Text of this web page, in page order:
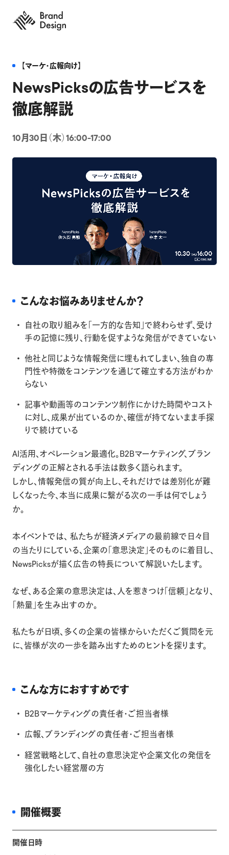
【マーケ・広報向け】
NewsPicksの広告サービスを
徹底解説
10月30日（木）16:00-17:00
こんなお悩みありませんか？
自社の取り組みを「一方的な告知」で終わらせず、受け
手の記憶に残り、行動を促すような発信ができていない
他社と同じような情報発信に埋もれてしまい、独自の専
門性や特徴をコンテンツを通じて確立する方法がわか
らない
記事や動画等のコンテンツ制作にかけた時間やコスト
に対し、成果が出ているのか、確信が持てないまま手探
りで続けている
AI活用、オペレーション最適化。B2Bマーケティング、ブラン
ディングの正解とされる手法は数多く語られます。
しかし、情報発信の質が向上し、それだけでは差別化が難
しくなった今、本当に成果に繋がる次の一手は何でしょう
か。
本イベントでは、 私たちが経済メディアの最前線で日々目
の当たりにしている、企業の「意思決定」そのものに着目し、
NewsPicksが描く広告の特長について解説いたします。
なぜ、ある企業の意思決定は、人を惹きつけ「信頼」となり、
「熱量」を生み出すのか。
私たちが日頃、多くの企業の皆様からいただくご質問を元
に、皆様が次の一歩を踏み出すためのヒントを探ります。
こんな方におすすめです
B2Bマーケティングの責任者・ご担当者様
広報、ブランディングの責任者・ご担当者様
経営戦略として、自社の意思決定や企業文化の発信を
強化したい経営層の方
開催概要
開催日時